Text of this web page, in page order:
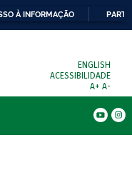
À INFORMAÇÃO
ENGLISH
ACESSIBILIDADE
A+ A-